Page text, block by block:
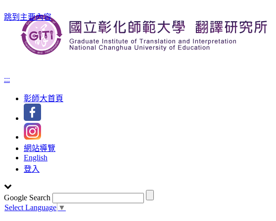
跳到主要內容
:::
彰師大首頁
網站導覽
English
登入
Google Search
Select Language ▼